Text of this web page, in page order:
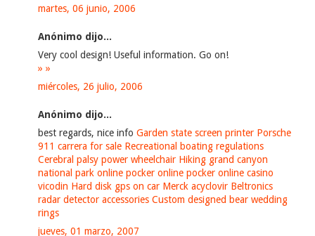
martes, 06 junio, 2006
Anónimo dijo...
Very cool design! Useful information. Go on!
» »
miércoles, 26 julio, 2006
Anónimo dijo...
best regards, nice info Garden state screen printer Porsche
911 carrera for sale Recreational boating regulations
Cerebral palsy power wheelchair Hiking grand canyon
national park online pocker online pocker online casino
vicodin Hard disk gps on car Merck acyclovir Beltronics
radar detector accessories Custom designed bear wedding
rings
jueves, 01 marzo, 2007